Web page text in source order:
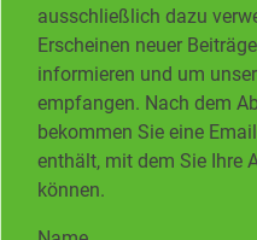
ausschließlich dazu
Erscheinen neuer
informieren und um
empfangen. Nach dem
bekommen Sie eine
enthält, mit dem Sie Ihre
können.